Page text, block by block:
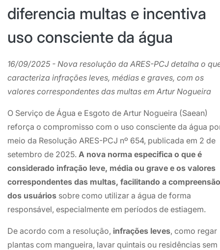
diferencia multas e incentiva
uso consciente da água
16/09/2025 - Nova resolução da ARES-PCJ detalha o
caracteriza infrações leves, médias e graves, com os
valores correspondentes das multas em Artur Nogueira
O Serviço de Água e Esgoto de Artur Nogueira (Saean)
reforça o compromisso com o uso consciente da água
meio da Resolução ARES-PCJ nº 654, publicada em 2 de
setembro de 2025. A nova norma especifica o que é
considerado infração leve, média ou grave e os valores
correspondentes das multas, facilitando a compreensão
dos usuários sobre como utilizar a água de forma
responsável, especialmente em períodos de estiagem.
De acordo com a resolução, infrações leves, como regar
plantas com mangueira, lavar quintais ou residências sem